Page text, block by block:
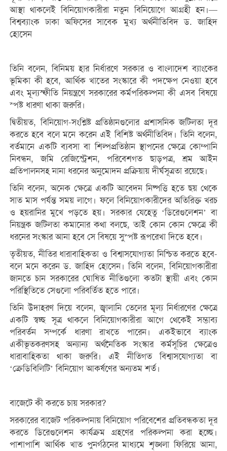
আস্থা থাকলেই বিনিয়োগকারীরা নতুন বিনিয়োগে আগ্রহী হন।—
বিশ্বব্যাংক ঢাকা অফিসের সাবেক মুখ্য অর্থনীতিবিদ ড. জাহিদ
হোসেন
তিনি বলেন, বিনিময় হার নির্ধারণে সরকার ও বাংলাদেশ ব্যাংকের
ভূমিকা কী হবে, আর্থিক খাতের সংস্কারে কী পদক্ষেপ নেওয়া হবে
এবং মূল্যস্ফীতি নিয়ন্ত্রণে সরকারের কর্মপরিকল্পনা কী এসব বিষয়ে
স্পষ্ট ধারণা থাকা জরুরি।
দ্বিতীয়ত, বিনিয়োগ-সংশ্লিষ্ট প্রতিষ্ঠানগুলোর প্রশাসনিক জটিলতা দূর
করতে হবে বলে মনে করেন এই বিশিষ্ট অর্থনীতিবিদ। তিনি বলেন,
বর্তমানে একটি ব্যবসা বা শিল্পপ্রতিষ্ঠান স্থাপনের ক্ষেত্রে কোম্পানি
নিবন্ধন, জমি রেজিস্ট্রেশন, পরিবেশগত ছাড়পত্র, শ্রম আইন
প্রতিপালনসহ নানা ধরনের অনুমোদন প্রক্রিয়ায় দীর্ঘসূত্রতা রয়েছে।
তিনি বলেন, অনেক ক্ষেত্রে একটি আবেদন নিষ্পত্তি হতে ছয় থেকে
সাত মাস পর্যন্ত সময় লাগে। ফলে বিনিয়োগকারীদের অতিরিক্ত খরচ
ও হয়রানির মুখে পড়তে হয়। সরকার যেহেতু ‘ডিরেগুলেশন’ বা
নিয়ন্ত্রক জটিলতা কমানোর কথা বলছে, তাই কোন কোন ক্ষেত্রে কী
ধরনের সংস্কার আনা হবে সে বিষয়ে সুস্পষ্ট রূপরেখা দিতে হবে।
তৃতীয়ত, নীতির ধারাবাহিকতা ও বিশ্বাসযোগ্যতা নিশ্চিত করতে হবে-
বলে মনে করেন ড. জাহিদ হোসেন। তিনি বলেন, বিনিয়োগকারীরা
জানতে চান সরকারের ঘোষিত নীতিগুলো কতটা স্থায়ী এবং কোন
পরিস্থিতিতে সেগুলো পরিবর্তিত হতে পারে।
তিনি উদাহরণ দিয়ে বলেন, জ্বালানি তেলের মূল্য নির্ধারণের ক্ষেত্রে
একটি স্বচ্ছ সূত্র থাকলে বিনিয়োগকারীরা আগে থেকেই সম্ভাব্য
পরিবর্তন সম্পর্কে ধারণা রাখতে পারেন। একইভাবে ব্যাংক
একীভূতকরণসহ অন্যান্য অর্থনৈতিক সংস্কার কর্মসূচির ক্ষেত্রেও
ধারাবাহিকতা থাকা জরুরি। এই নীতিগত বিশ্বাসযোগ্যতা বা
‘ক্রেডিবিলিটি’ বিনিয়োগ আকর্ষণের অন্যতম শর্ত।
বাজেটে কী করতে চায় সরকার?
সরকারের বাজেট পরিকল্পনায় বিনিয়োগ পরিবেশের প্রতিবন্ধকতা দূর
করতে ডিরেগুলেশন কার্যক্রম গ্রহণের পরিকল্পনা করা হচ্ছে।
পাশাপাশি আর্থিক খাত পুনর্গঠনের মাধ্যমে শৃঙ্খলা ফিরিয়ে আনা,